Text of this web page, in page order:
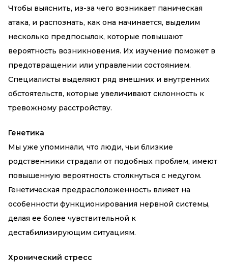
Чтобы выяснить, из-за чего возникает паническая
атака, и распознать, как она начинается, выделим
несколько предпосылок, которые повышают
вероятность возникновения. Их изучение поможет в
предотвращении или управлении состоянием.
Специалисты выделяют ряд внешних и внутренних
обстоятельств, которые увеличивают склонность к
тревожному расстройству.
Генетика
Мы уже упоминали, что люди, чьи близкие
родственники страдали от подобных проблем, имеют
повышенную вероятность столкнуться с недугом.
Генетическая предрасположенность влияет на
особенности функционирования нервной системы,
делая ее более чувствительной к
дестабилизирующим ситуациям.
Хронический стресс